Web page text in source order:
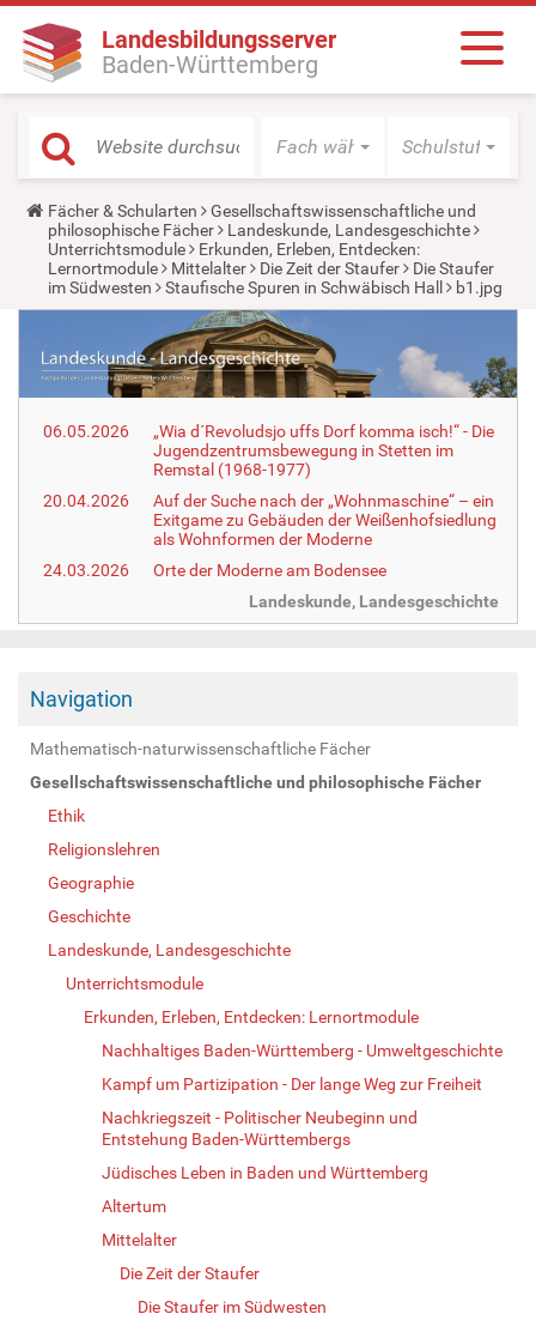
Landesbildungsserver
Baden-Württemberg
Fach wählen Schulstufe
Y
o
u
a
r
e
r
e
:
Fächer & Schularten
Gesellschaftswissenschaftliche und
philosophische Fächer
Landeskunde, Landesgeschichte
Unterrichtsmodule
Erkunden, Erleben, Entdecken:
Lernortmodule
Mittelalter Die Zeit der Staufer
Die Staufer
im Südwesten
Staufische Spuren in Schwäbisch Hall b1.jpg
06.05.2026
„Wia d´Revoludsjo uffs Dorf komma isch!“ - Die
Jugendzentrumsbewegung in Stetten im
Remstal (1968-1977)
20.04.2026
Auf der Suche nach der „Wohnmaschine“ – ein
Exitgame zu Gebäuden der Weißenhofsiedlung
als Wohnformen der Moderne
24.03.2026
Orte der Moderne am Bodensee
Landeskunde, Landesgeschichte
Navigation
Mathematisch-naturwissenschaftliche Fächer
Gesellschaftswissenschaftliche und philosophische Fächer
Ethik
Religionslehren
Geographie
Geschichte
Landeskunde, Landesgeschichte
Unterrichtsmodule
Erkunden, Erleben, Entdecken: Lernortmodule
Nachhaltiges Baden-Württemberg - Umweltgeschichte
Kampf um Partizipation - Der lange Weg zur Freiheit
Nachkriegszeit - Politischer Neubeginn und
Entstehung Baden-Württembergs
Jüdisches Leben in Baden und Württemberg
Altertum
Mittelalter
Die Zeit der Staufer
Die Staufer im Südwesten